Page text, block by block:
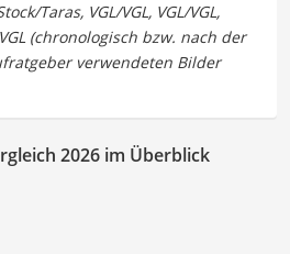
2026 im Überblick